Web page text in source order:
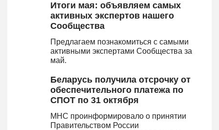
Итоги мая: объявляем самых
активных экспертов нашего
Сообщества
Предлагаем познакомиться с самыми
активными экспертами Сообщества за
май.
Беларусь получила отсрочку от
обеспечительного платежа по
СПОТ по 31 октября
МНС проинформировало о принятии
Правительством России